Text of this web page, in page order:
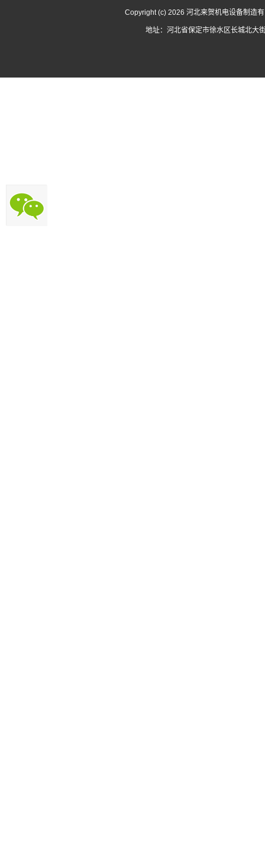
Copyright (c) 2026 河北来贺机电设备制造
地址：河北省保定市徐水区长城北